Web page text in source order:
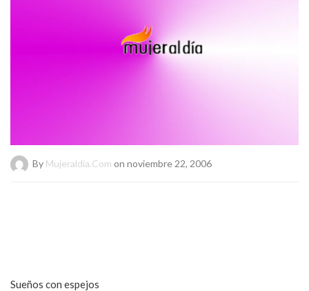
By Mujeraldia.com on noviembre 22, 2006
Sueños con espejos